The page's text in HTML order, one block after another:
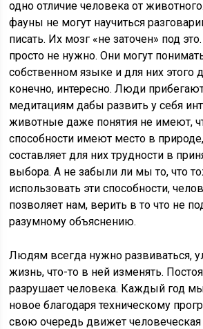
одно отличие человека от
фауны не могут научиться
писать. Их мозг «не заточен» под
просто не нужно. Они могут
собственном языке и для них этого
конечно, интересно. Люди
медитациям дабы развить у себя
животные даже понятия не имеют,
способности имеют место в
составляет для них трудности в
выбора. А не забыли ли мы то, что
использовать эти способности,
позволяет нам, верить в то что не
разумному объяснению.
Людям всегда нужно развиваться,
жизнь, что-то в ней изменять.
разрушает человека. Каждый год
новое благодаря техническому
свою очередь движет человеческая